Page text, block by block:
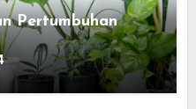
Pertumbuhan